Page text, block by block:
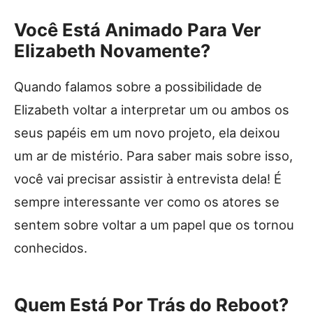
Você Está Animado Para Ver
Elizabeth Novamente?
Quando falamos sobre a possibilidade de
Elizabeth voltar a interpretar um ou ambos os
seus papéis em um novo projeto, ela deixou
um ar de mistério. Para saber mais sobre isso,
você vai precisar assistir à entrevista dela! É
sempre interessante ver como os atores se
sentem sobre voltar a um papel que os tornou
conhecidos.
Quem Está Por Trás do Reboot?